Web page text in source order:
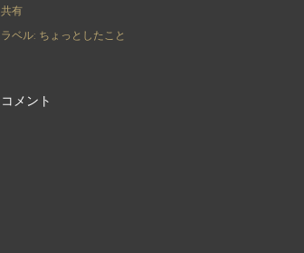
共有
ラベル: ちょっとしたこと
コメント